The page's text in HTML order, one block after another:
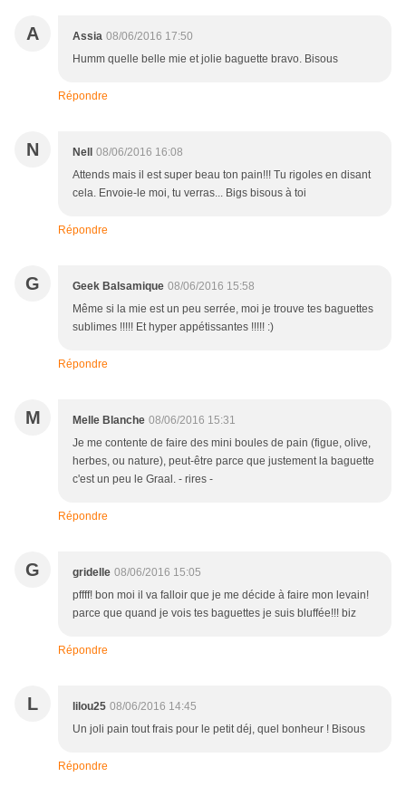
A Assia 08/06/2016 17:50
Humm quelle belle mie et jolie baguette bravo. Bisous
Répondre
N Nell
08/06/2016 16:08
Attends mais il est super beau ton pain!!! Tu rigoles en disant
cela. Envoie-le moi, tu verras... Bigs bisous à toi
Répondre
G Geek Balsamique 08/06/2016 15:58
Même si la mie est un peu serrée, moi je trouve tes baguettes
sublimes !!!!! Et hyper appétissantes !!!!! :)
Répondre
M Melle Blanche 08/06/2016 15:31
Je me contente de faire des mini boules de pain (figue, olive,
herbes, ou nature), peut-être parce que justement la baguette
c'est un peu le Graal. - rires -
Répondre
G gridelle 08/06/2016 15:05
pffff! bon moi il va falloir que je me décide à faire mon levain!
parce que quand je vois tes baguettes je suis bluffée!!! biz
Répondre
L lilou25 08/06/2016 14:45
Un joli pain tout frais pour le petit déj, quel bonheur ! Bisous
Répondre